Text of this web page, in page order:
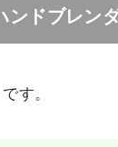
ンドブレン
す。